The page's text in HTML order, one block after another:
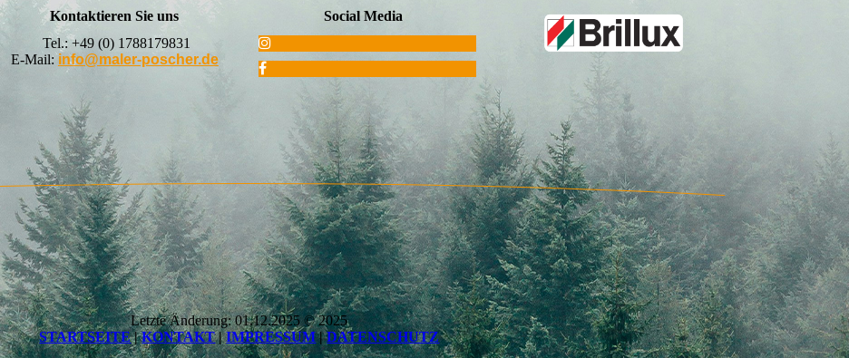
Kontaktieren Sie uns
Tel.:+49 (0) 1788179831
E-Mail:info@maler-poscher.de
Social Media
Letzte Änderung: 01.12.2025 © 2025
STARTSEITE|KONTAKT|IMPRESSUM|DATENSCHUTZ